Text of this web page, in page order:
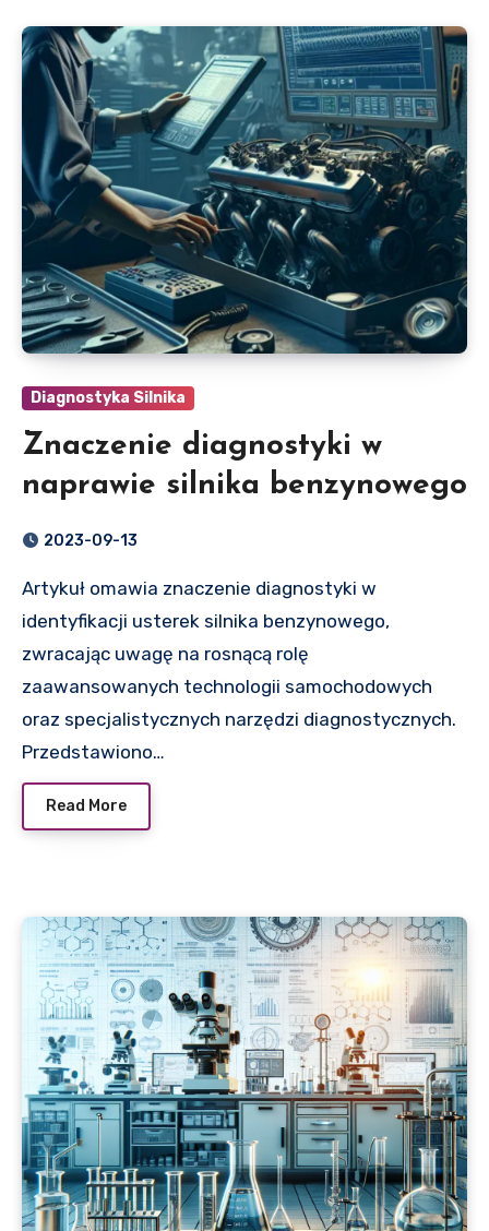
Diagnostyka Silnika
Znaczenie diagnostyki w
naprawie silnika benzynowego
2023-09-13
Artykuł omawia znaczenie diagnostyki w
identyfikacji usterek silnika benzynowego,
zwracając uwagę na rosnącą rolę
zaawansowanych technologii samochodowych
oraz specjalistycznych narzędzi diagnostycznych.
Przedstawiono…
Read More